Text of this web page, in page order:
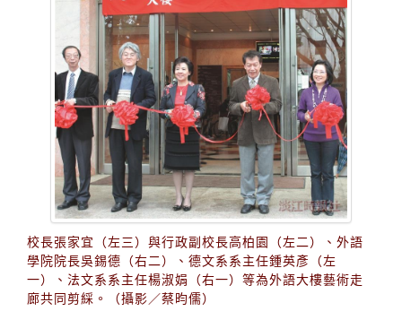
校長張家宜（左三）與行政副校長高柏園（左二）、外語
學院院長吳錫德（右二）、德文系系主任鍾英彥（左
一）、法文系系主任楊淑娟（右一）等為外語大樓藝術走
廊共同剪綵。（攝影／蔡昀儒）